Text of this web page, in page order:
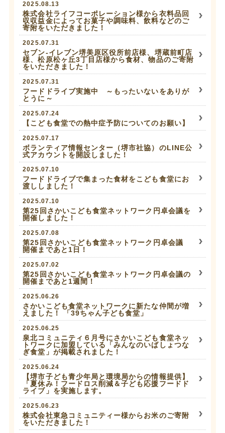
2025.08.13
株式会社ライフコーポレーション様から衣料品回
収収益金によってお菓子や調味料、飲料などのご
寄附をいただきました！
2025.07.31
セブン‐イレブン堺美原区役所前店様、堺蔵前町店
様、松原松ヶ丘3丁目店様から食材、物品のご寄附
をいただきました！
2025.07.31
フードドライブ実施中 ～もったいないをありが
とうに～
2025.07.24
【こども食堂での熱中症予防についてのお願い】
2025.07.17
ボランティア情報センター（堺市社協）のLINE公
式アカウントを開設しました！
2025.07.10
フードドライブで集まった食材をこども食堂にお
渡ししました！
2025.07.10
第25回さかいこども食堂ネットワーク円卓会議を
開催しました！
2025.07.08
第25回さかいこども食堂ネットワーク円卓会議
開催まであと1日！
2025.07.02
第25回さかいこども食堂ネットワーク円卓会議の
開催まであと1週間！
2025.06.26
さかいこども食堂ネットワークに新たな仲間が増
えました！ 「39ちゃん子ども食堂」
2025.06.25
泉北コミュニティ６月号にさかいこども食堂ネッ
トワークに加盟している「みんなのいばしょつな
ぎ食堂」が掲載されました！
2025.06.24
【堺市子ども青少年局と環境局からの情報提供】
「夏休み！フードロス削減＆子ども応援フードド
ライブ」を実施します。
2025.06.23
株式会社東急コミュニティー様からお米のご寄附
をいただきました！